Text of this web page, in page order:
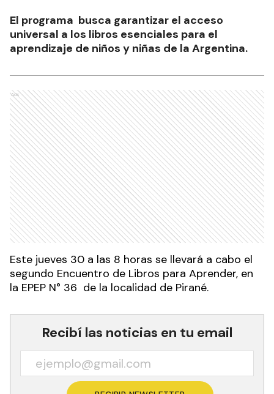
El programa busca garantizar el acceso
universal a los libros esenciales para el
aprendizaje de niños y niñas de la Argentina.
Ads
Este jueves 30 a las 8 horas se llevará a cabo el
segundo Encuentro de Libros para Aprender, en
la EPEP N° 36 de la localidad de Pirané.
Recibí las noticias en tu email